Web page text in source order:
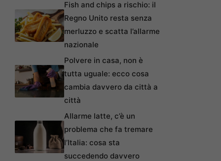
Fish and chips a rischio: il
Regno Unito resta senza
merluzzo e scatta l’allarme
nazionale
Polvere in casa, non è
tutta uguale: ecco cosa
cambia davvero da città a
città
Allarme latte, c’è un
problema che fa tremare
l’Italia: cosa sta
succedendo davvero